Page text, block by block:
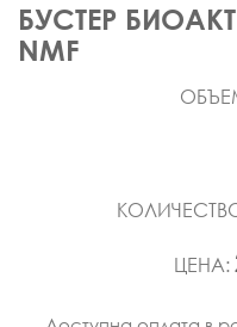
БУСТЕР
NMF
ЦЕНА: